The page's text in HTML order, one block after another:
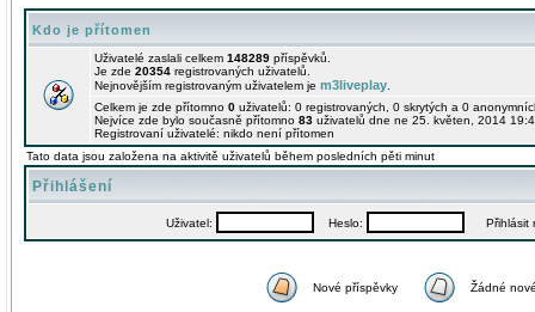
Kdo je přítomen
Uživatelé zaslali celkem 148289 příspěvků.
Je zde 20354 registrovaných uživatelů.
Nejnovějším registrovaným uživatelem je m3liveplay
Celkem je zde přítomno 0 uživatelů: 0 registrovaných, 0 skrytých a 0
Nejvíce zde bylo současně přítomno 83 uživatelů dne ne 25. květen, 2014
Registrovaní uživatelé: nikdo není přítomen
Tato data jsou založena na aktivitě uživatelů během posledních pěti minut
Přihlášení
Uživatel: Heslo: Přihlásit
Nové příspěvky Žádné